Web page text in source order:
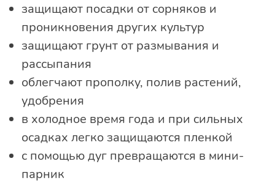
защищают посадки от сорняков и
проникновения других культур
защищают грунт от размывания и
рассыпания
облегчают прополку, полив растений,
удобрения
в холодное время года и при сильных
осадках легко защищаются пленкой
с помощью дуг превращаются в мини-
парник